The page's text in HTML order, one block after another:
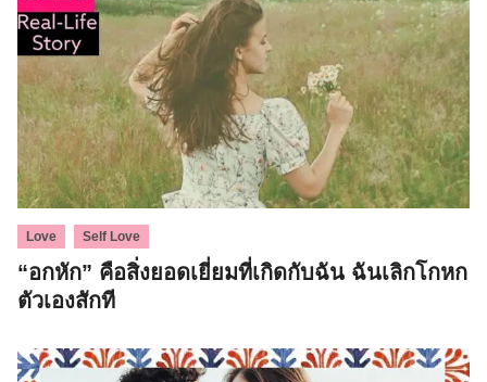
Love Self Love
“อกหัก” คือสิ่งยอดเยี่ยมที่เกิดกับฉัน ฉันเลิกโกหก
ตัวเองสักที